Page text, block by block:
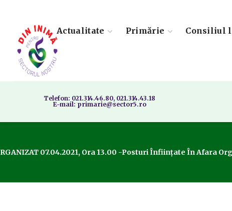
Actualitate Primărie Consiliul
Telefon: 021.314.46.80, 021.314.43.18
E-mail: primarie@sector5.ro
07.04.2021, Ora 13.00 -posturi Înfiinţate În Afara